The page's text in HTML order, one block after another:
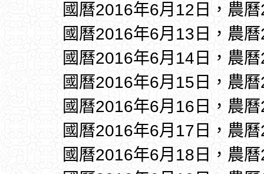
國曆2016年6月12日，農
國曆2016年6月13日，農
國曆2016年6月14日，農
國曆2016年6月15日，農
國曆2016年6月16日，農
國曆2016年6月17日，農
國曆2016年6月18日，農